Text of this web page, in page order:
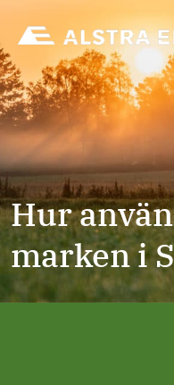
innehåll
Hur
marken i